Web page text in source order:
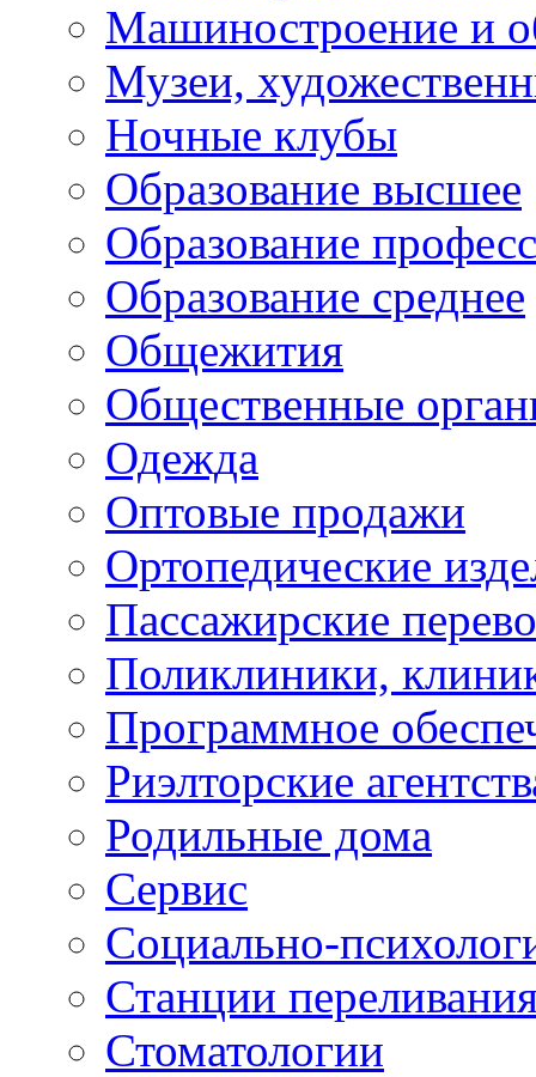
Машиностроение и
Музеи,
Ночные клубы
Образование высшее
Образование
Образование среднее
Общежития
Общественные
Одежда
Оптовые продажи
Ортопедические
Пассажирские
Поликлиники,
Программное
Риэлторские
Родильные дома
Сервис
Социально-
Станции
Стоматологии